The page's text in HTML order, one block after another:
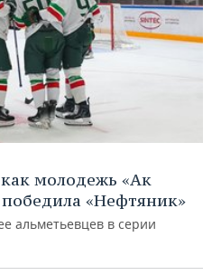
молодежь «Ак
победила «Нефтяник»
альметьевцев в серии